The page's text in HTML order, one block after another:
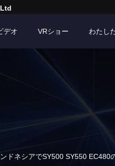
デオ VRショー わたし
ドネシアでSY500 SY550